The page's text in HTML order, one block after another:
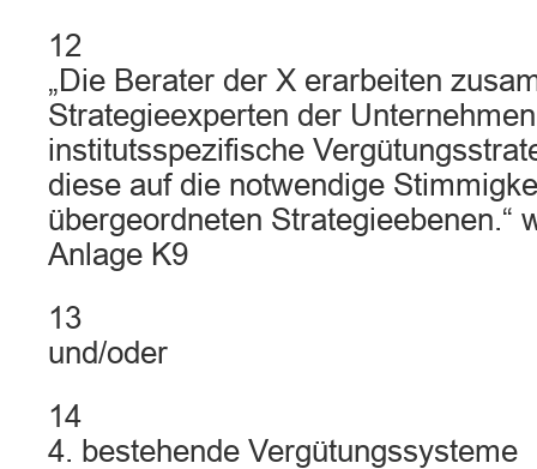
12
„Die Berater der X erarbeiten
Strategieexperten der
institutsspezifische
diese auf die notwendige
übergeordneten Strategieebenen.“
Anlage K9
13
und/oder
14
4. bestehende Vergütungssysteme